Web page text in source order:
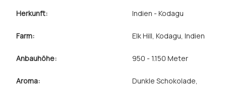
Herkunft: Indien - Kodagu
Farm: Elk Hill, Kodagu, Indien
Anbauhöhe: 950 - 1.150 Meter
Aroma: Dunkle Schokolade,